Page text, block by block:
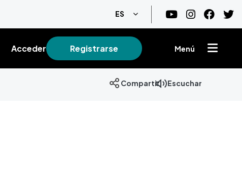
ES Lista adicional de acciones
Acceder Registrarse Menú
Compartir Escuchar